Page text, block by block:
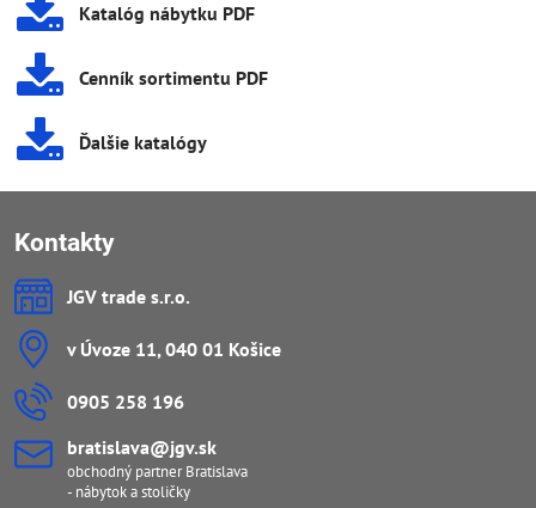
Katalóg nábytku PDF
Cenník sortimentu PDF
Ďalšie katalógy
Kontakty
JGV trade s​.r​.o​.
v Úvoze 11, 040 01 Košice
0905 258 196
bratislava​@jgv​.sk
obchodný partner Bratislava
- nábytok a stoličky